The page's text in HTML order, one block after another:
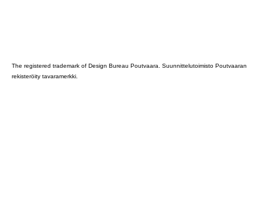
The registered trademark of Design Bureau Poutvaara. Suunnittelutoimisto Poutvaaran
rekisteröity tavaramerkki.